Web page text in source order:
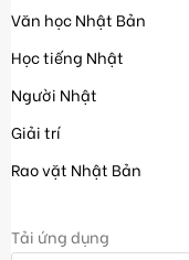
Văn học Nhật Bản
Học tiếng Nhật
Người Nhật
Giải trí
Rao vặt Nhật Bản
Tải ứng dụng